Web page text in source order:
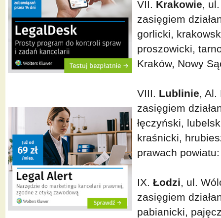
VII. Krakowie,
zasięgiem
gorlicki,
proszowicki,
Kraków, Nowy
VIII. Lublinie, Al.
zasięgiem
łęczyński,
kraśnicki,
prawach
IX. Łodzi, ul.
zasięgiem
pabianicki,